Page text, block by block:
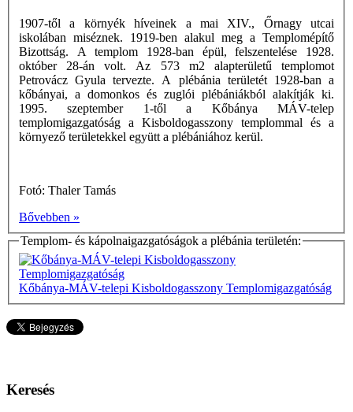
1907-től a környék híveinek a mai XIV., Őrnagy utcai
iskolában miséznek. 1919-ben alakul meg a Templomépítő
Bizottság. A templom 1928-ban épül, felszentelése 1928.
október 28-án volt. Az 573 m2 alapterületű templomot
Petrovácz Gyula tervezte. A plébánia területét 1928-ban a
kőbányai, a domonkos és zuglói plébániákból alakítják ki.
1995. szeptember 1-től a Kőbánya MÁV-telep
templomigazgatóság a Kisboldogasszony templommal és a
környező területekkel együtt a plébániához kerül.
Fotó: Thaler Tamás
Bővebben »
Templom- és kápolnaigazgatóságok a plébánia területén:
Kőbánya-MÁV-telepi Kisboldogasszony Templomigazgatóság
Keresés